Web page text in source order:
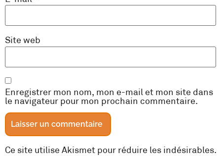
Site web
Enregistrer mon nom, mon e-mail et mon site dans
le navigateur pour mon prochain commentaire.
Ce site utilise Akismet pour réduire les indésirables.